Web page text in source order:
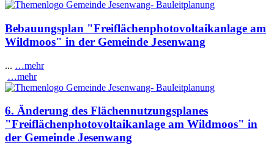
Bebauungsplan "Freiflächenphotovoltaikanlage am
Wildmoos" in der Gemeinde Jesenwang
... …mehr
…mehr
6. Änderung des Flächennutzungsplanes
"Freiflächenphotovoltaikanlage am Wildmoos" in
der Gemeinde Jesenwang